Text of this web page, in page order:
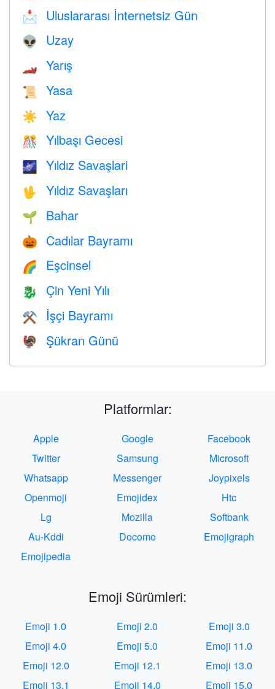
📩 Uluslararası İnternetsiz Gün
👽 Uzay
🏎 Yarış
📜 Yasa
☀️ Yaz
🎊 Yılbaşı Gecesi
🌌 Yıldız Savaşlari
🖖 Yıldız Savaşları
🌱 Bahar
🎃 Cadılar Bayramı
🌈 Eşcinsel
🐉 Çin Yeni Yılı
⚒️ İşçi Bayramı
🦃 Şükran Günü
Platformlar:
Apple Google
Facebook
Twitter
Samsung
Microsoft
Whatsapp
Messenger
Joypixels
Openmoji
Emojidex
Htc
Lg
Mozilla
Softbank
Au-Kddi
Docomo
Emojigraph
Emojipedia
Emoji Sürümleri:
Emoji 1.0 Emoji 2.0
Emoji 3.0
Emoji 4.0
Emoji 5.0
Emoji 11.0
Emoji 12.0
Emoji 12.1
Emoji 13.0
Emoji 13.1
Emoji 14.0 Emoji 15.0